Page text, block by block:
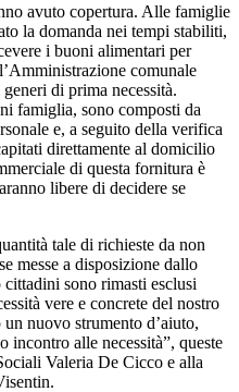
avuto copertura. Alle famiglie
la domanda nei tempi stabiliti,
i buoni alimentari per
comunale
di prima necessità.
famiglia, sono composti da
e, a seguito della verifica
direttamente al domicilio
di questa fornitura è
libere di decidere se
tale di richieste da non
messe a disposizione dallo
sono rimasti esclusi
vere e concrete del nostro
nuovo strumento d’aiuto,
incontro alle necessità”, queste
Valeria De Cicco e alla